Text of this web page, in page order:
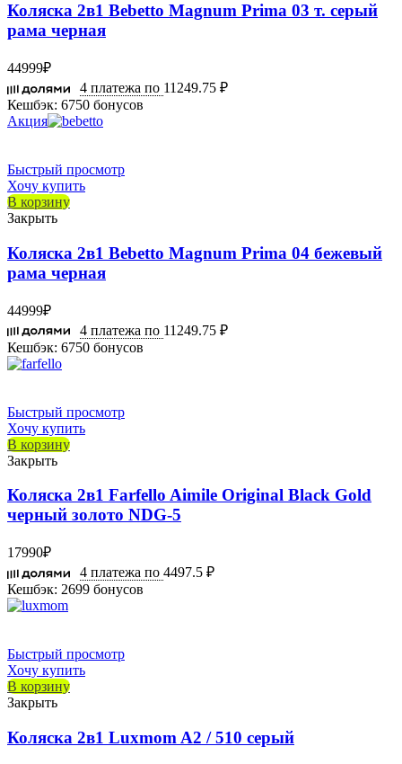
Коляска 2в1 Bebetto Magnum Prima 03 т. серый
рама черная
44999₽
4 платежа по 11249.75 ₽
Кешбэк: 6750 бонусов
Акция
Быстрый просмотр
Хочу купить
В корзину
Закрыть
Коляска 2в1 Bebetto Magnum Prima 04 бежевый
рама черная
44999₽
4 платежа по 11249.75 ₽
Кешбэк: 6750 бонусов
Быстрый просмотр
Хочу купить
В корзину
Закрыть
Коляска 2в1 Farfello Aimile Original Black Gold
черный золото NDG-5
17990₽
4 платежа по 4497.5 ₽
Кешбэк: 2699 бонусов
Быстрый просмотр
Хочу купить
В корзину
Закрыть
Коляска 2в1 Luxmom A2 / 510 серый